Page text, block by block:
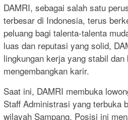
DAMRI, sebagai salah satu
terbesar di Indonesia, terus
peluang bagi talenta-talenta
luas dan reputasi yang solid,
lingkungan kerja yang stabil
mengembangkan karir.
Saat ini, DAMRI membuka
Staff Administrasi yang terbuka
wilayah Sampang. Posisi ini